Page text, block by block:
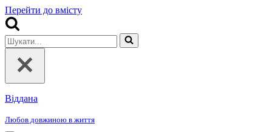
Перейти до вмісту
Шукати...
Віддана
Любов довжиною в життя